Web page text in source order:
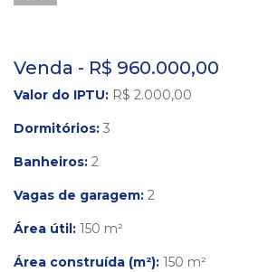
Venda - R$ 960.000,00
Valor do IPTU: R$ 2.000,00
Dormitórios: 3
Banheiros: 2
Vagas de garagem: 2
Área útil: 150 m²
Área construída (m²): 150 m²